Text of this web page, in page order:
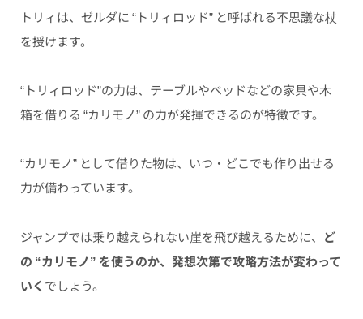
トリィは、ゼルダに “トリィロッド” と呼ばれる不思議な杖
を授けます。
“トリィロッド”の力は、テーブルやベッドなどの家具や木
箱を借りる “カリモノ” の力が発揮できるのが特徴です。
“カリモノ” として借りた物は、いつ・どこでも作り出せる
力が備わっています。
ジャンプでは乗り越えられない崖を飛び越えるために、
ど
の “カリモノ” を使うのか、発想次第で攻略方法が変わって
いく でしょう。